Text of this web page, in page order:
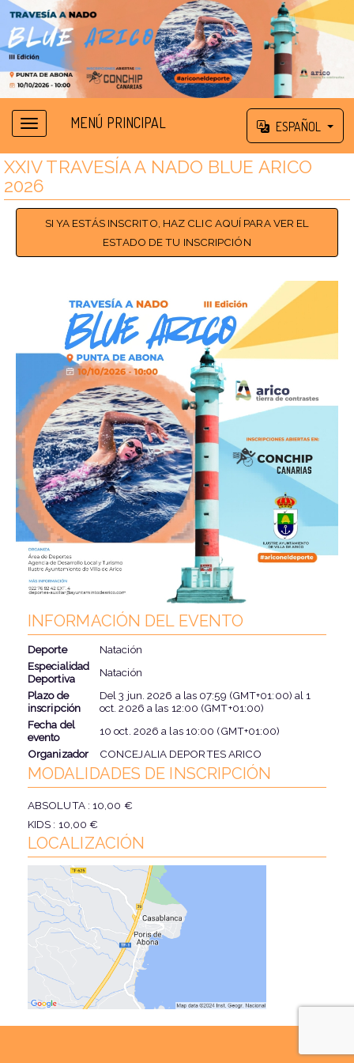
MENÚ PRINCIPAL ESPAÑOL
XXIV TRAVESÍA A NADO BLUE ARICO
2026
INFORMACIÓN DEL EVENTO
Deporte
Natación
Especialidad
Deportiva
Natación
Plazo de
inscripción
Del3 jun. 2026 a las 07:59 (GMT+01:00) al1
oct. 2026 a las 12:00 (GMT+01:00)
Fecha del
evento
10 oct. 2026 a las10:00 (GMT+01:00)
Organizador
CONCEJALIA DEPORTES ARICO
MODALIDADES DE INSCRIPCIÓN
ABSOLUTA : 10,00 €
KIDS : 10,00 €
LOCALIZACIÓN